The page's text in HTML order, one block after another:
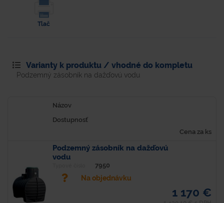
Tlač
Varianty k produktu / vhodné do kompletu
Podzemný zásobník na dažďovú vodu
Názov
Dostupnosť
Cena za ks
Podzemný zásobník na dažďovú
vodu
7950
Na objednávku
1 170 €